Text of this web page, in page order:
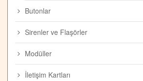
Butonlar
Sirenler ve Flaşörler
Modüller
İletişim Kartları